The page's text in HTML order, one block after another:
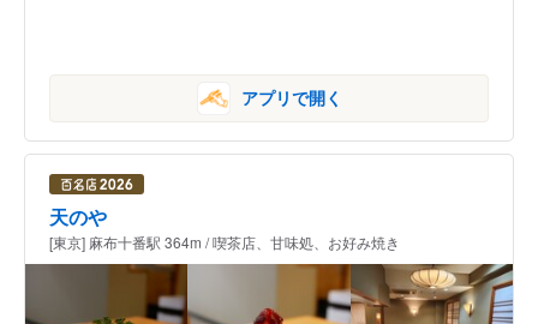
アプリで開く
天のや
[東京] 麻布十番駅 364m / 喫茶店、甘味処、お好み焼き